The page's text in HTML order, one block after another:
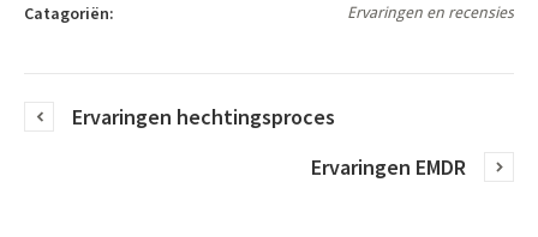
Catagoriën: Ervaringen en recensies
Ervaringen hechtingsproces
Ervaringen EMDR